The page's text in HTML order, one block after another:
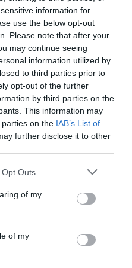
information for
use the below opt-out
Please note that after your
may continue seeing
information utilized by
to third parties prior to
opt-out of the further
by third parties on the
This information may
on the IAB’s List of
further disclose it to other
Outs
of my
of my
AES
50 G2 oferuje zabezpieczenia klasy
sprzętowym AES w trybie XTS z
atakami BadUSB i brute force z
jest również zgodna z przepisami
nowoczesną
i użytkownika) w trybie
Tryb haseł złożonych umożliwia
6–16 znaków należących do 3 z 4
umożliwia wprowadzenie
piosenki o długości od 10 do
hasło staje się widoczne, co
nieudanymi próbami
hasła, a po 10 kolejnych
administratora kryptograficznie
powłokę zapobiegającą
przenoszeniu danych pamięć